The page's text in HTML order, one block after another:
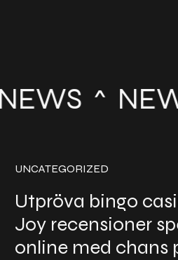
UNCATEGORIZED
Utpröva bingo
Joy recensioner
online med chans